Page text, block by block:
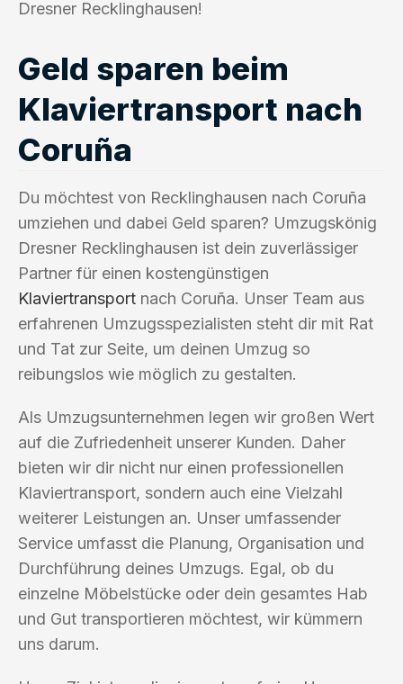
Dresner Recklinghausen!
Geld sparen beim
Klaviertransport nach
Coruña
Du möchtest von Recklinghausen nach Coruña
umziehen und dabei Geld sparen? Umzugskönig
Dresner Recklinghausen ist dein zuverlässiger
Partner für einen kostengünstigen
Klaviertransport nach Coruña. Unser Team aus
erfahrenen Umzugsspezialisten steht dir mit Rat
und Tat zur Seite, um deinen Umzug so
reibungslos wie möglich zu gestalten.
Als Umzugsunternehmen legen wir großen Wert
auf die Zufriedenheit unserer Kunden. Daher
bieten wir dir nicht nur einen professionellen
Klaviertransport, sondern auch eine Vielzahl
weiterer Leistungen an. Unser umfassender
Service umfasst die Planung, Organisation und
Durchführung deines Umzugs. Egal, ob du
einzelne Möbelstücke oder dein gesamtes Hab
und Gut transportieren möchtest, wir kümmern
uns darum.